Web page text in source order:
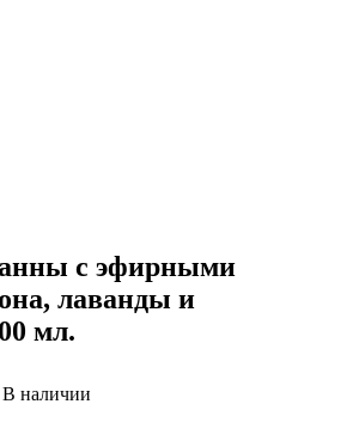
с эфирными
лаванды и
мл.
В наличии